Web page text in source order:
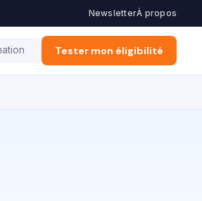
NewsletterÀ propos
& Stage Vie Pro
Tester mon éligibilité